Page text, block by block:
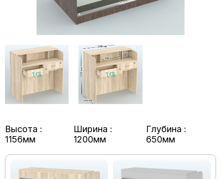
Высота :
1156мм
Ширина :
1200мм
Глубина :
650мм